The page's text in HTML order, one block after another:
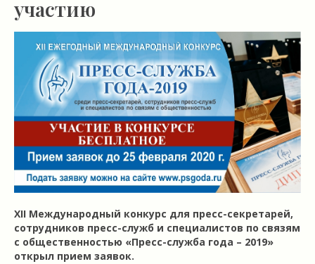
участию
ХII Международный конкурс для пресс-секретарей,
сотрудников пресс-служб и специалистов по связям
с общественностью «Пресс-служба года – 2019»
открыл прием заявок.